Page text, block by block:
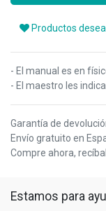
Productos
- El manual es en
- El maestro les
Garantía de
Envío gratuito en
Compre ahora,
Estamos para